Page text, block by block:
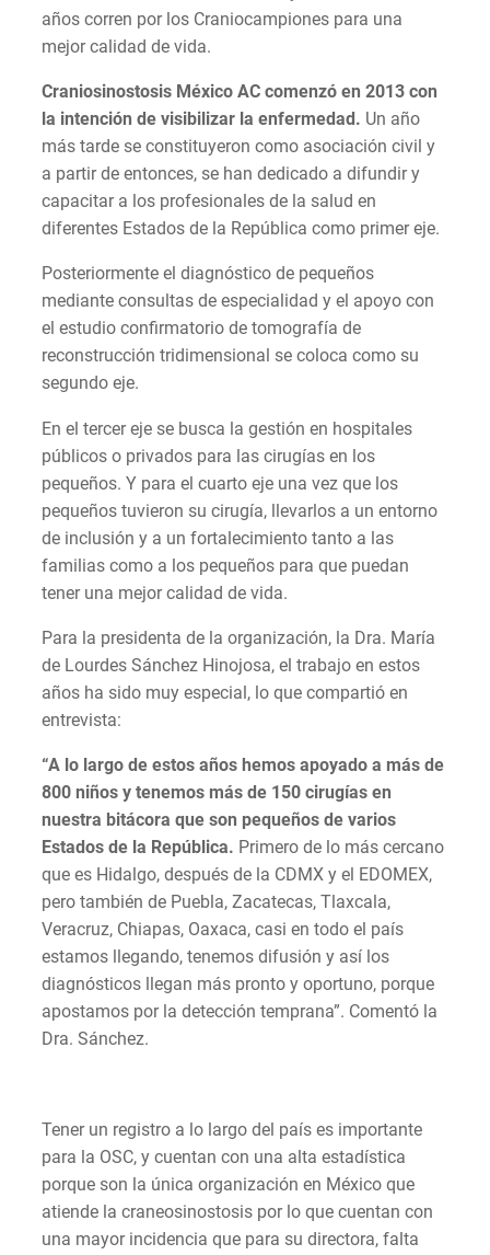
años corren por los Craniocampiones para una
mejor calidad de vida.
Craniosinostosis México AC comenzó en 2013 con
la intención de visibilizar la enfermedad. Un año
más tarde se constituyeron como asociación civil y
a partir de entonces, se han dedicado a difundir y
capacitar a los profesionales de la salud en
diferentes Estados de la República como primer eje.
Posteriormente el diagnóstico de pequeños
mediante consultas de especialidad y el apoyo con
el estudio confirmatorio de tomografía de
reconstrucción tridimensional se coloca como su
segundo eje.
En el tercer eje se busca la gestión en hospitales
públicos o privados para las cirugías en los
pequeños. Y para el cuarto eje una vez que los
pequeños tuvieron su cirugía, llevarlos a un entorno
de inclusión y a un fortalecimiento tanto a las
familias como a los pequeños para que puedan
tener una mejor calidad de vida.
Para la presidenta de la organización, la Dra. María
de Lourdes Sánchez Hinojosa, el trabajo en estos
años ha sido muy especial, lo que compartió en
entrevista:
“A lo largo de estos años hemos apoyado a más de
800 niños y tenemos más de 150 cirugías en
nuestra bitácora que son pequeños de varios
Estados de la República. Primero de lo más cercano
que es Hidalgo, después de la CDMX y el EDOMEX,
pero también de Puebla, Zacatecas, Tlaxcala,
Veracruz, Chiapas, Oaxaca, casi en todo el país
estamos llegando, tenemos difusión y así los
diagnósticos llegan más pronto y oportuno, porque
apostamos por la detección temprana”. Comentó la
Dra. Sánchez.
Tener un registro a lo largo del país es importante
para la OSC, y cuentan con una alta estadística
porque son la única organización en México que
atiende la craneosinostosis por lo que cuentan con
una mayor incidencia que para su directora, falta